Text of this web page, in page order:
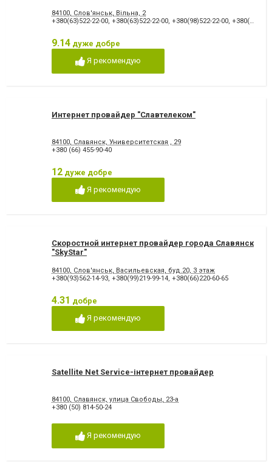
84100, Слов'янськ, Вільна, 2
+380(63)522-22-00, +380(63)522-22-00, +380(98)522-22-00, +380(95)222-93-00
9.14 дуже добре
Я рекомендую
Интернет провайдер "Славтелеком"
84100, Славянск, Университетская , 29
+380 (66) 455-90-40
12 дуже добре
Я рекомендую
Скоростной интернет провайдер города Славянск
"SkyStar"
84100, Слов'янськ, Васильевская, буд.20, 3 этаж
+380(93)562-14-93, +380(99)219-99-14, +380(66)220-60-65
4.31 добре
Я рекомендую
Satellite Net Service-інтернет провайдер
84100, Славянск, улица Свободы, 23-а
+380 (50) 814-50-24
Я рекомендую